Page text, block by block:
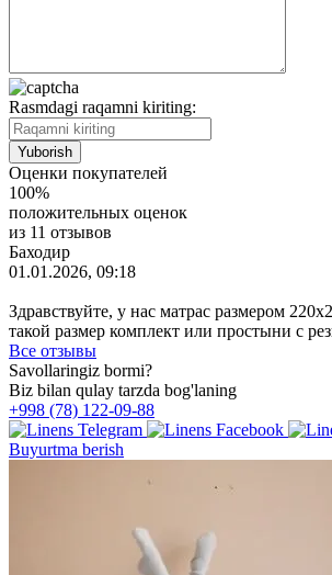
Rasmdagi raqamni kiriting:
Оценки покупателей
100%
положительных оценок
из 11 отзывов
Баходир
01.01.2026, 09:18
Здравствуйте, у нас матрас размером
такой размер комплект или простыни с
Все отзывы
Savollaringiz bormi?
Biz bilan qulay tarzda bog'laning
+998 (78) 122-09-88
Buyurtma berish